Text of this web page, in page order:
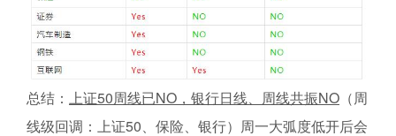
总结： 上证50周线已NO，银行日线、周线共振NO （周
线级回调：上证50、保险、银行）周一大弧度低开后会